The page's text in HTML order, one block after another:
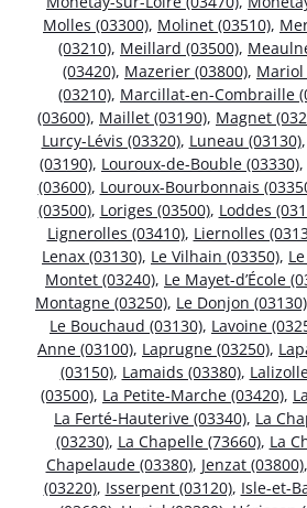
Molles (03300), Molinet (03510),
(03210), Meillard (03500),
(03420), Mazerier (03800), Mariol
(03210), Marcillat-en-Combraille
(03600), Maillet (03190), Magnet
Lurcy-Lévis (03320), Luneau (03130),
(03190), Louroux-de-Bouble (03330),
(03600), Louroux-Bourbonnais
(03500), Loriges (03500), Loddes
Lignerolles (03410), Liernolles
Lenax (03130), Le Vilhain (03350),
Montet (03240), Le Mayet-d’École
Montagne (03250), Le Donjon (03130)
Le Bouchaud (03130), Lavoine
Anne (03100), Laprugne (03250),
(03150), Lamaids (03380),
(03500), La Petite-Marche (03420),
La Ferté-Hauterive (03340), La
(03230), La Chapelle (73660), La
Chapelaude (03380), Jenzat (03800),
(03220), Isserpent (03120), Isle-et-